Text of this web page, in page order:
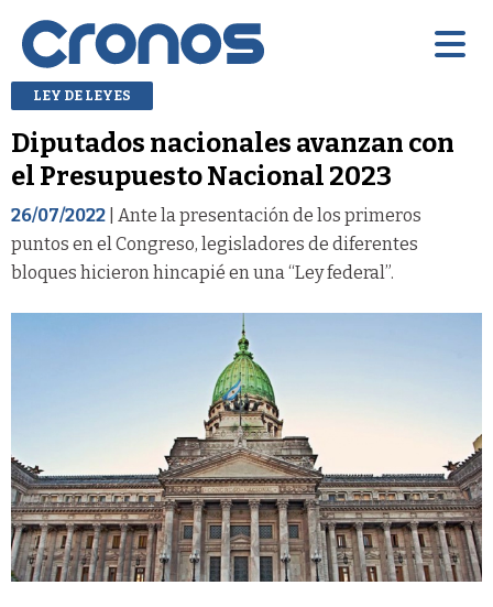
LEY DE LEYES
Diputados nacionales avanzan con
el Presupuesto Nacional 2023
26/07/2022 | Ante la presentación de los primeros
puntos en el Congreso, legisladores de diferentes
bloques hicieron hincapié en una “Ley federal”.